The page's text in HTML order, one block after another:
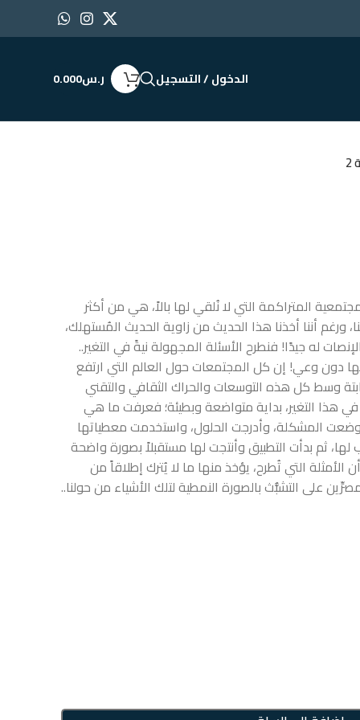
الدخول / التسجيل ر.س0.000
المتراكمة التي لا نُلقي لها بالاً، هي من أكثر
ورغم أننا أخذنا هذا الحديث من زاوية الحديث المُستهلك،
له جيدًا! فنطرح الأسئلة المجهولة نيةً في التغير..
دون وعي! إن كل المجتمعات حول العالم التي ارتفع
وسط كل هذه التوسعات والحراك الثقافي والتقني
في هذا التغير، بداية متواضعة وبطيئة؛ فعرفت ما هي
وضعت المشكلة، وأدرجت الحلول، واستخدمت معطياتها
لها، ثم بدأت التطبيق وأنتجت لها مستقبلاً بصورة واضحة
التي تُطرح، يؤخذ منها ما لا يُترك إطلاقاً من
مصرِّين على التشبُّث بالصورة النمطية لتلك الأشياء من حولنا..